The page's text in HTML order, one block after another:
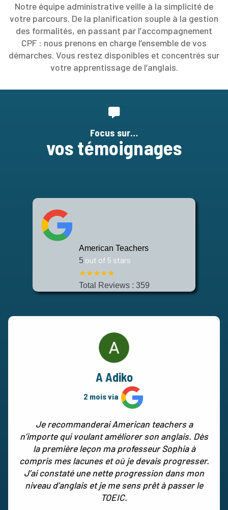
Notre équipe administrative veille à la simplicité de
votre parcours. De la planification souple à la gestion
des formalités, en passant par l’accompagnement
CPF : nous prenons en charge l’ensemble de vos
démarches. Vous restez disponibles et concentrés sur
votre apprentissage de l’anglais.
Focus sur…
vos témoignages
American Teachers
5 out of 5 stars
★★★★★
Total Reviews : 359
A Adiko
2 mois via
Je recommanderai American teachers a
n’importe qui voulant améliorer son anglais. Dès
la première leçon ma professeur Sophia à
compris mes lacunes et où je devais progresser.
J’ai constaté une nette progression dans mon
niveau d’anglais et je me sens prêt à passer le
TOEIC.